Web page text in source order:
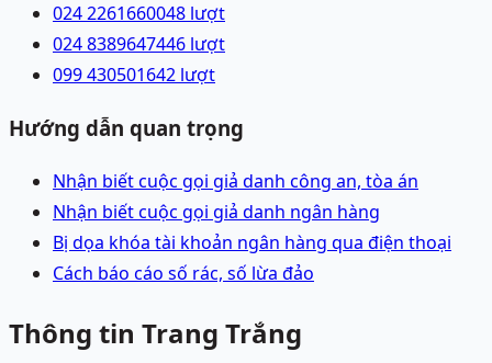
024 2261660048 lượt
024 8389647446 lượt
099 430501642 lượt
Hướng dẫn quan trọng
Nhận biết cuộc gọi giả danh công an, tòa án
Nhận biết cuộc gọi giả danh ngân hàng
Bị dọa khóa tài khoản ngân hàng qua điện thoại
Cách báo cáo số rác, số lừa đảo
Thông tin Trang Trắng